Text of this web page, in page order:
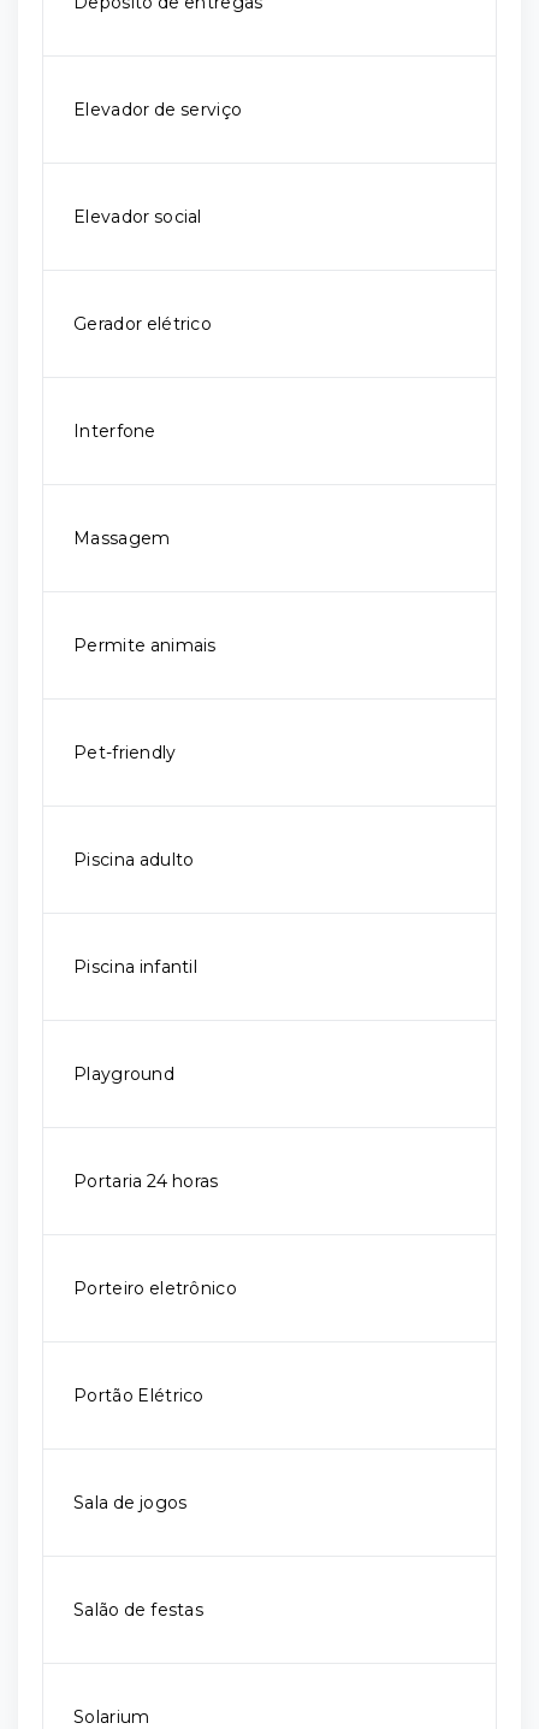
Elevador de serviço
Elevador social
Gerador elétrico
Interfone
Massagem
Permite animais
Pet-friendly
Piscina adulto
Piscina infantil
Playground
Portaria 24 horas
Porteiro eletrônico
Portão Elétrico
Sala de jogos
Salão de festas
Solarium